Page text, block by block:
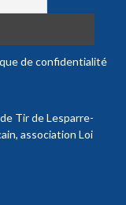
de confidentialité
Tir de Lesparre-
association Loi